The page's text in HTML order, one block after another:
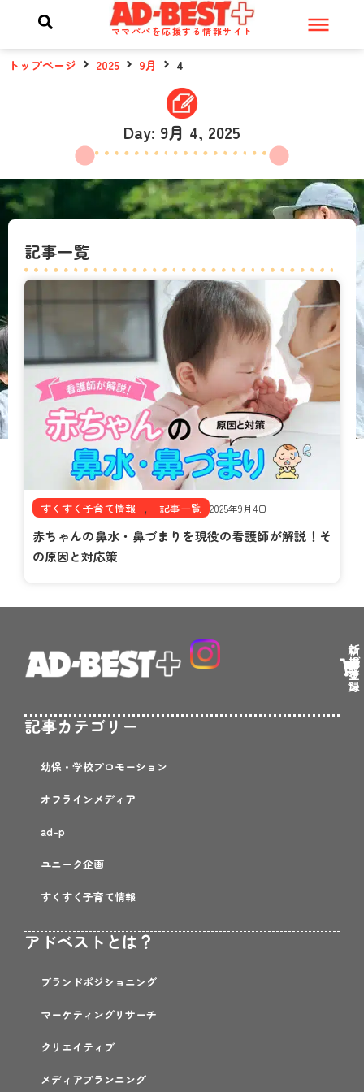
ママパパを応援する情報サイト
トップページ 2025 9月 4
Day: 9月 4, 2025
記事一覧
すくすく子育て情報 , 記事一覧 2025年9月4日
赤ちゃんの鼻水・鼻づまりを現役の看護師が解説！そ
の原因と対応策
新
規
登
録
ロ
グ
イ
ン
記事カテゴリー
幼保・学校プロモーション
オフラインメディア
ad-p
ユニーク企画
すくすく子育て情報
アドベストとは？
ブランドポジショニング
マーケティングリサーチ
クリエイティブ
メディアプランニング